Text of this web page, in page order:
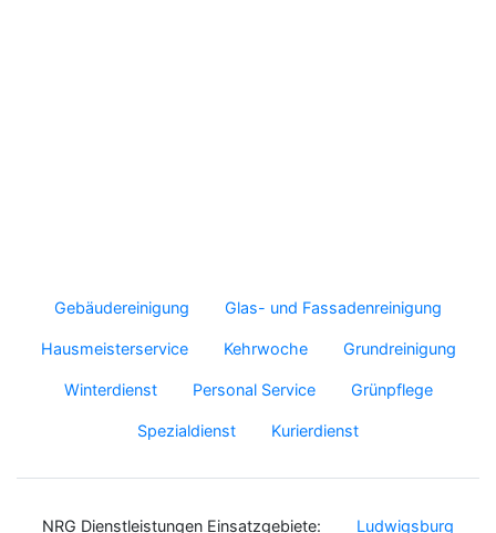
Gebäudereinigung Glas- und Fassadenreinigung
Hausmeisterservice Kehrwoche Grundreinigung
Winterdienst Personal Service Grünpflege
Spezialdienst Kurierdienst
NRG Dienstleistungen Einsatzgebiete: Ludwigsburg